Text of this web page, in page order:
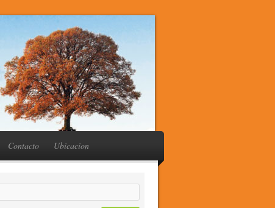
Contacto Ubicacion